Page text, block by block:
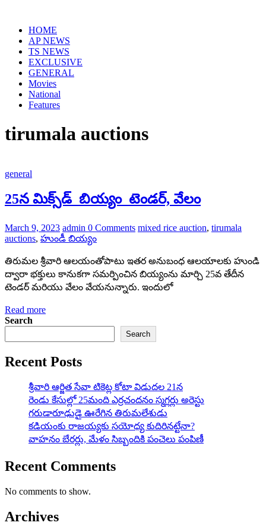
contentHOME
AP NEWS
TS NEWS
EXCLUSIVE
GENERAL
Movies
National
Features
tirumala auctions
general
25న మిక్స్‌డ్ ‌ బియ్యం ‌ టెండర్‌, వేలం
March 9, 2023 admin 0 Comments mixed rice auction, tirumala
auctions, హుండీ బియ్యం
తిరుమల శ్రీవారి ఆలయంతోపాటు ఇతర అనుబంధ ఆలయాలకు హుండి
ద్వారా భక్తులు కానుకగా సమర్పించిన బియ్యంను మార్చి 25వ తేదీన
టెండర్‌ మరియు వేలం వేయనున్నారు. ఇందులో
Read more
Search
Search
Recent Posts
శ్రీవారి ఆర్జిత సేవా టికెట్ల కోటా విడుదల 21న
రెండు కేసుల్లో 25మంది ఎర్రచందనం స్మగ్లర్లు అరెస్టు
గరుడారూఢుడై ఊరేగిన తిరుమలేశుడు
కడియంకు రాజయ్యకు సయోధ్య కుదిరినట్టేనా?
వాహ‌నం బేర‌ర్లు, మేళం సిబ్బందికి పంచెలు పంపిణీ
Recent Comments
No comments to show.
Archives